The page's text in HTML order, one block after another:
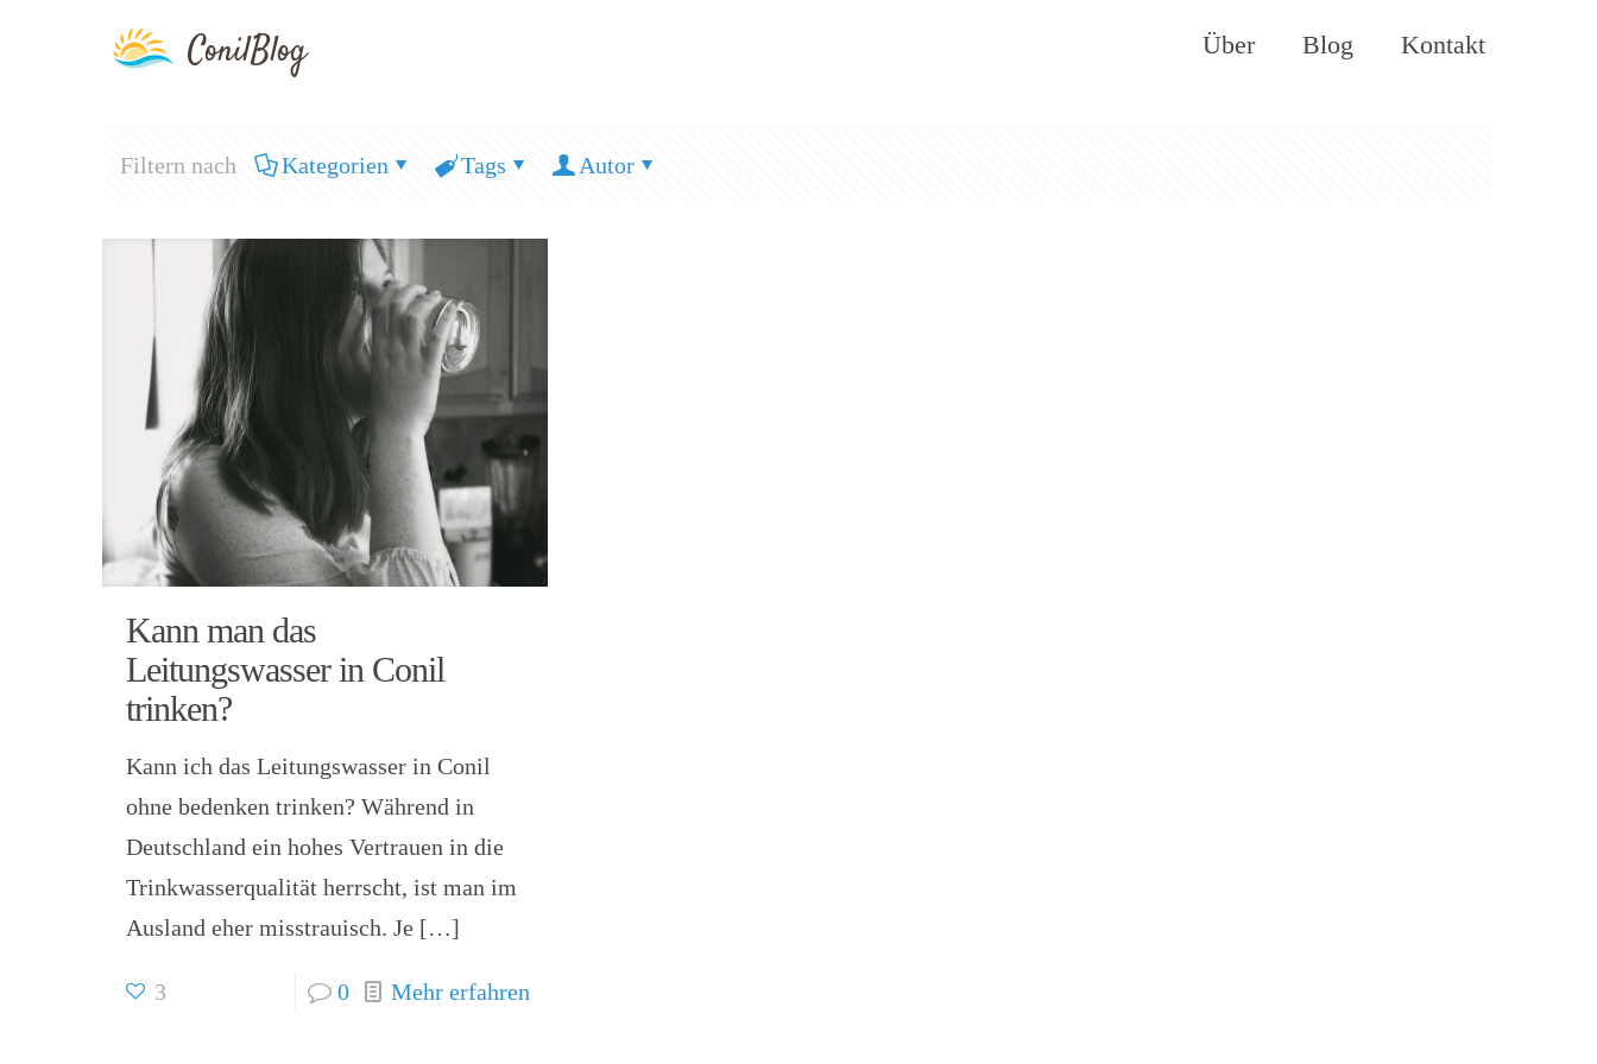
Über Blog Kontakt
Filtern nach Kategorien Tags Autor
Kann man das
Leitungswasser in Conil
trinken?
Kann ich das Leitungswasser in Conil
ohne bedenken trinken? Während in
Deutschland ein hohes Vertrauen in die
Trinkwasserqualität herrscht, ist man im
Ausland eher misstrauisch. Je[…]
3 0 Mehr erfahren